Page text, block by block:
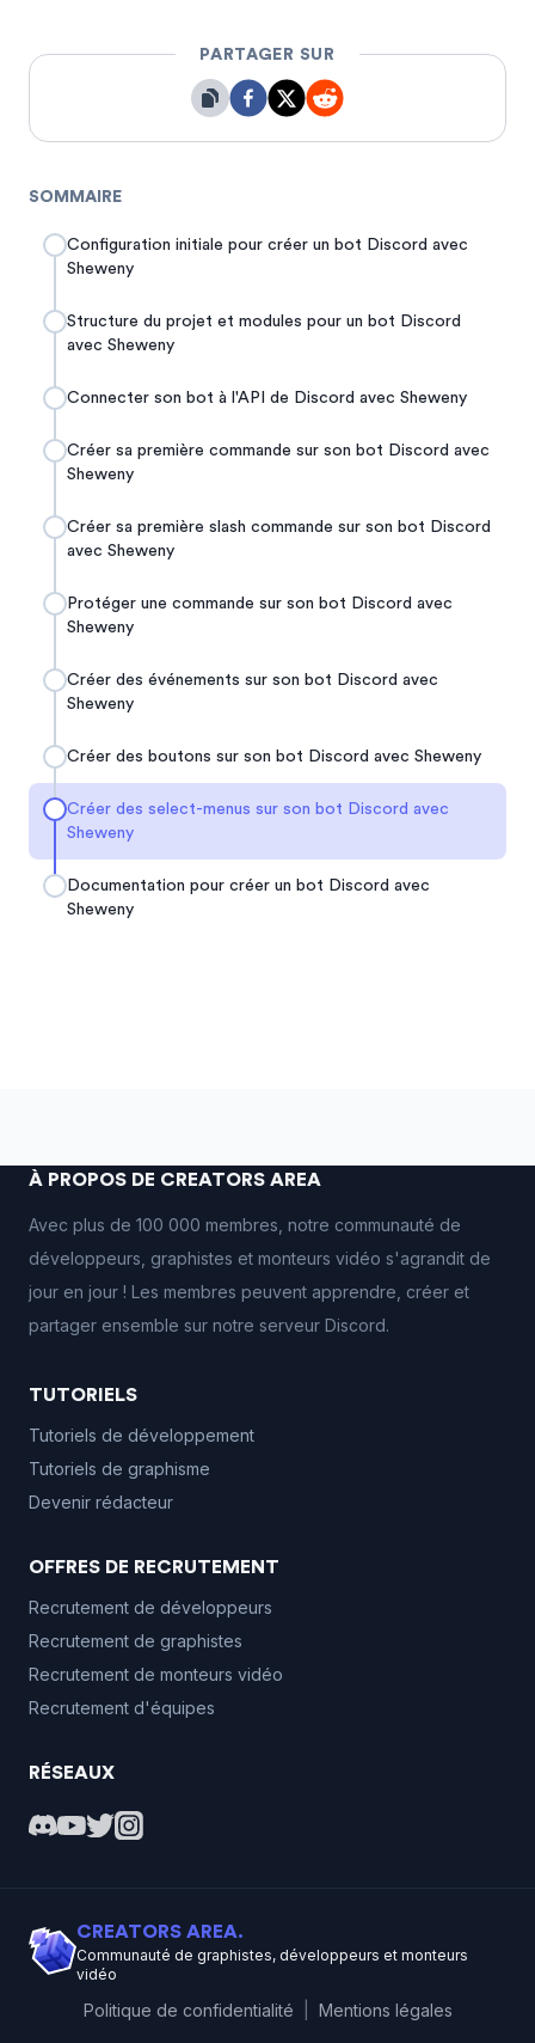
PARTAGER SUR
SOMMAIRE
Configuration initiale pour créer un bot Discord avec
Sheweny
Structure du projet et modules pour un bot Discord
avec Sheweny
Connecter son bot à l'API de Discord avec Sheweny
Créer sa première commande sur son bot Discord avec
Sheweny
Créer sa première slash commande sur son bot Discord
avec Sheweny
Protéger une commande sur son bot Discord avec
Sheweny
Créer des événements sur son bot Discord avec
Sheweny
Créer des boutons sur son bot Discord avec Sheweny
Créer des select-menus sur son bot Discord avec
Sheweny
Documentation pour créer un bot Discord avec
Sheweny
À PROPOS DE CREATORS AREA
Avec plus de 100 000 membres, notre communauté de
développeurs, graphistes et monteurs vidéo s'agrandit de
jour en jour ! Les membres peuvent apprendre, créer et
partager ensemble sur notre serveur Discord.
TUTORIELS
Tutoriels de développement
Tutoriels de graphisme
Devenir rédacteur
OFFRES DE RECRUTEMENT
Recrutement de développeurs
Recrutement de graphistes
Recrutement de monteurs vidéo
Recrutement d'équipes
RÉSEAUX
CREATORS AREA.
Communauté de graphistes, développeurs et monteurs
vidéo
Politique de confidentialité Mentions légales